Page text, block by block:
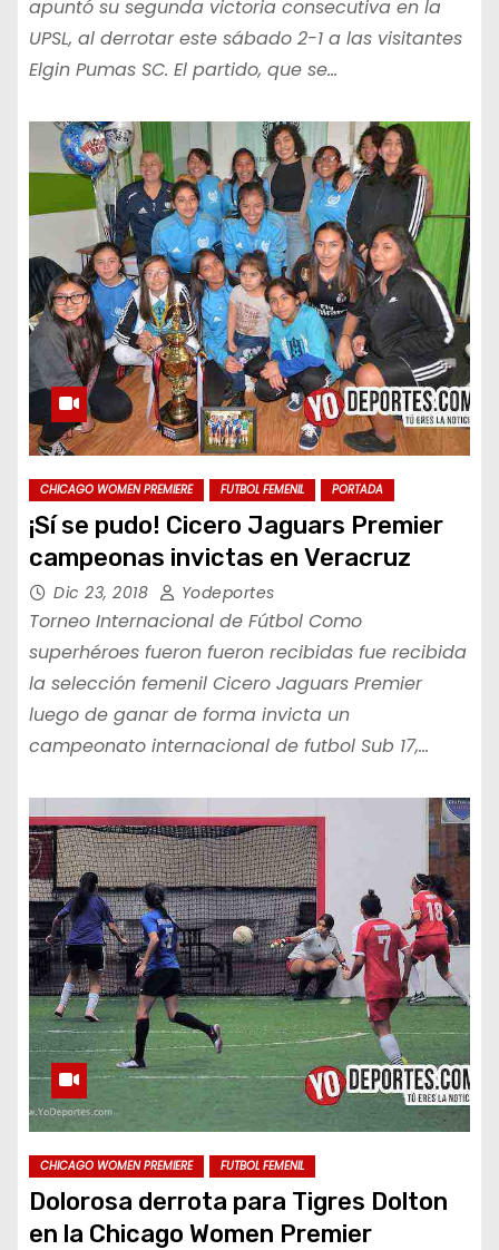
apuntó su segunda victoria consecutiva en la
UPSL, al derrotar este sábado 2-1 a las visitantes
Elgin Pumas SC. El partido, que se…
CHICAGO WOMEN PREMIERE FUTBOL FEMENIL PORTADA
¡Sí se pudo! Cicero Jaguars Premier
campeonas invictas en Veracruz
Dic 23, 2018 Yodeportes
Torneo Internacional de Fútbol Como
superhéroes fueron fueron recibidas fue recibida
la selección femenil Cicero Jaguars Premier
luego de ganar de forma invicta un
campeonato internacional de futbol Sub 17,…
CHICAGO WOMEN PREMIERE FUTBOL FEMENIL
Dolorosa derrota para Tigres Dolton
en la Chicago Women Premier